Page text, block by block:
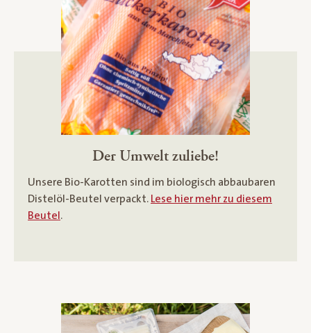
Der Umwelt zuliebe!
Unsere Bio-Karotten sind im biologisch abbaubaren
Distelöl-Beutel verpackt. Lese hier mehr zu diesem
Beutel.